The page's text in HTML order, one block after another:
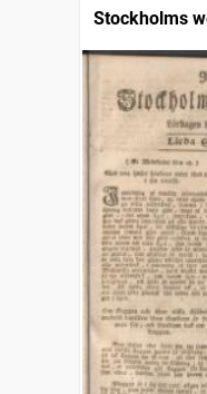
Stockholms
1745)